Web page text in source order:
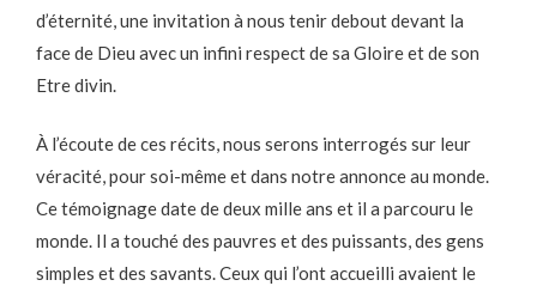
d’éternité, une invitation à nous tenir debout devant la
face de Dieu avec un infini respect de sa Gloire et de son
Etre divin.
À l’écoute de ces récits, nous serons interrogés sur leur
véracité, pour soi-même et dans notre annonce au monde.
Ce témoignage date de deux mille ans et il a parcouru le
monde. Il a touché des pauvres et des puissants, des gens
simples et des savants. Ceux qui l’ont accueilli avaient le